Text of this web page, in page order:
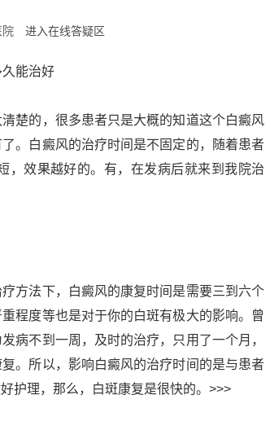
院 进入在线答疑区
楚的，很多患者只是大概的知道这个白癜风
。白癜风的治疗时间是不固定的，随着患者
，效果越好的。有，在发病后就来到我院治
方法下，白癜风的康复时间是需要三到六个
程度等也是对于你的白斑有极大的影响。曾
病不到一周，及时的治疗，只用了一个月，
。所以，影响白癜风的治疗时间的是与患者
护理，那么，白斑康复是很快的。>>>